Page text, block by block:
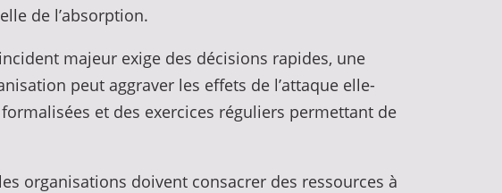
de l’absorption.
majeur exige des décisions rapides, une
peut aggraver les effets de l’attaque elle-
et des exercices réguliers permettant de
organisations doivent consacrer des ressources à